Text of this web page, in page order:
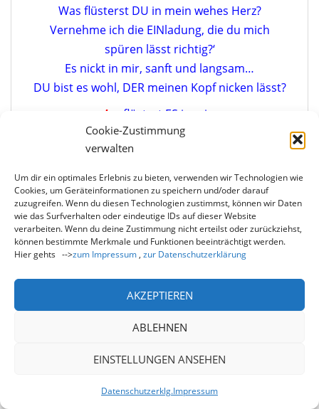
Cookie-Zustimmung
verwalten
Um dir ein optimales Erlebnis zu bieten, verwenden wir Technologien wie
Cookies, um Geräteinformationen zu speichern und/oder darauf
zuzugreifen. Wenn du diesen Technologien zustimmst, können wir Daten
wie das Surfverhalten oder eindeutige IDs auf dieser Website
verarbeiten. Wenn du deine Zustimmung nicht erteilst oder zurückziehst,
können bestimmte Merkmale und Funktionen beeinträchtigt werden.
Hier gehts -->zum Impressum , zur Datenschutzerklärung
AKZEPTIEREN
ABLEHNEN
EINSTELLUNGEN ANSEHEN
Datenschutzerklg.Impressum
Was flüsterst DU in mein wehes Herz?
Vernehme ich die EINladung, die du mich
spüren lässt richtig?‘
Es nickt in mir, sanft und langsam…
DU bist es wohl, DER meinen Kopf nicken lässt?
Ja
, flüstert ES in mir.
Komme ohne zu Zagen,
du mein liebes Herzblatt,
komme mit allem zu MIR!
In deiner Schwäche,
deinem Klein-Sein,
deiner Zartheit –
bist du klein genug,
ICH öffne dir meine Arme
und MEIN Herz,
und ICH bitte dich:
was der heilenden Annahme,